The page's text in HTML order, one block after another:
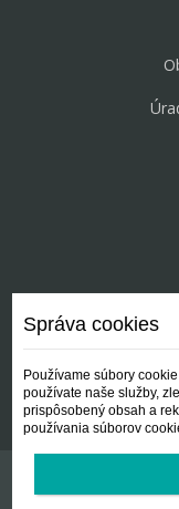
Správa cookies
Používame súbory
používate naše služby,
prispôsobený obsah a
používania súborov